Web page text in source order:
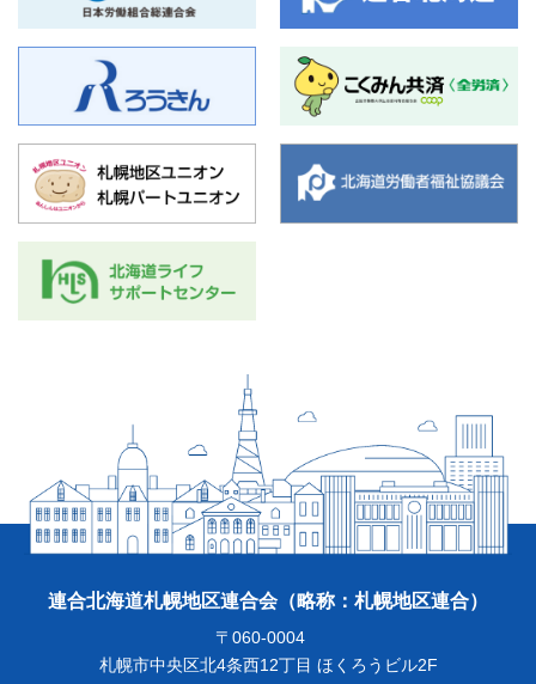
連合北海道札幌地区連合会（略称：札幌地区連合）
〒060-0004
札幌市中央区北4条西12丁目 ほくろうビル2F